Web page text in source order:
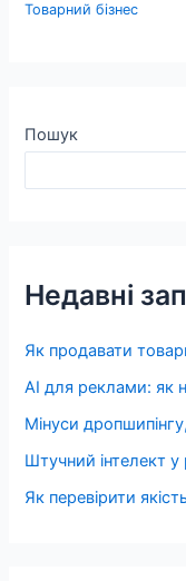
Товарний бізнес
Пошук
Недавні
Як продавати
AI для реклами: як
Мінуси
Штучний інтелект
Як перевірити